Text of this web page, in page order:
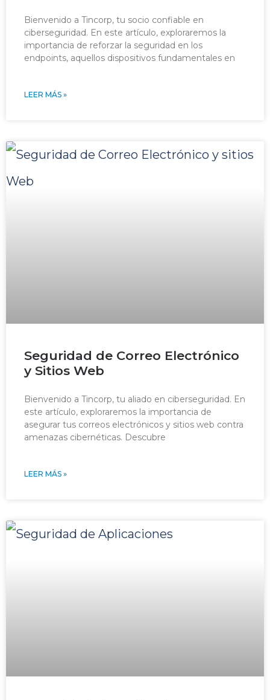
Bienvenido a Tincorp, tu socio confiable en
ciberseguridad. En este artículo, exploraremos la
importancia de reforzar la seguridad en los
endpoints, aquellos dispositivos fundamentales en
LEER MÁS »
Seguridad de Correo Electrónico
y Sitios Web
Bienvenido a Tincorp, tu aliado en ciberseguridad. En
este artículo, exploraremos la importancia de
asegurar tus correos electrónicos y sitios web contra
amenazas cibernéticas. Descubre
LEER MÁS »